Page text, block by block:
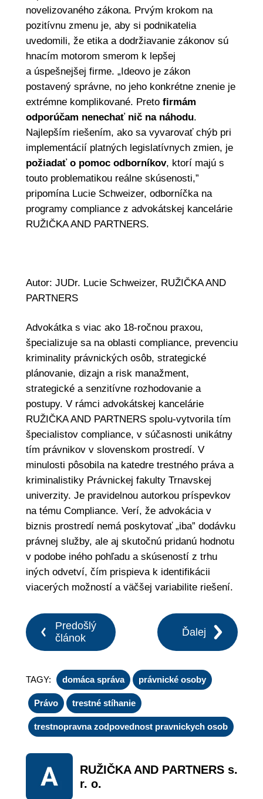
novelizovaného zákona. Prvým krokom na
pozitívnu zmenu je, aby si podnikatelia
uvedomili, že etika a dodržiavanie zákonov sú
hnacím motorom smerom k lepšej
a úspešnejšej firme. „Ideovo je zákon
postavený správne, no jeho konkrétne znenie je
extrémne komplikované. Preto firmám
odporúčam nenechať nič na náhodu.
Najlepším riešením, ako sa vyvarovať chýb pri
implementácií platných legislatívnych zmien, je
požiadať o pomoc odborníkov, ktorí majú s
touto problematikou reálne skúsenosti,”
pripomína Lucie Schweizer, odborníčka na
programy compliance z advokátskej kancelárie
RUŽIČKA AND PARTNERS.
Autor: JUDr. Lucie Schweizer, RUŽIČKA AND
PARTNERS
Advokátka s viac ako 18-ročnou praxou,
špecializuje sa na oblasti compliance, prevenciu
kriminality právnických osôb, strategické
plánovanie, dizajn a risk manažment,
strategické a senzitívne rozhodovanie a
postupy. V rámci advokátskej kancelárie
RUŽIČKA AND PARTNERS spolu-vytvorila tím
špecialistov compliance, v súčasnosti unikátny
tím právnikov v slovenskom prostredí. V
minulosti pôsobila na katedre trestného práva a
kriminalistiky Právnickej fakulty Trnavskej
univerzity. Je pravidelnou autorkou príspevkov
na tému Compliance. Verí, že advokácia v
biznis prostredí nemá poskytovať „iba” dodávku
právnej služby, ale aj skutočnú pridanú hodnotu
v podobe iného pohľadu a skúseností z trhu
iných odvetví, čím prispieva k identifikácii
viacerých možností a väčšej variabilite riešení.
Predošlý
článok
Ďalej
TAGY: domáca správa právnické osoby
Právo trestné stíhanie
trestnopravna zodpovednost pravnickych osob
RUŽIČKA AND PARTNERS s.
r. o.